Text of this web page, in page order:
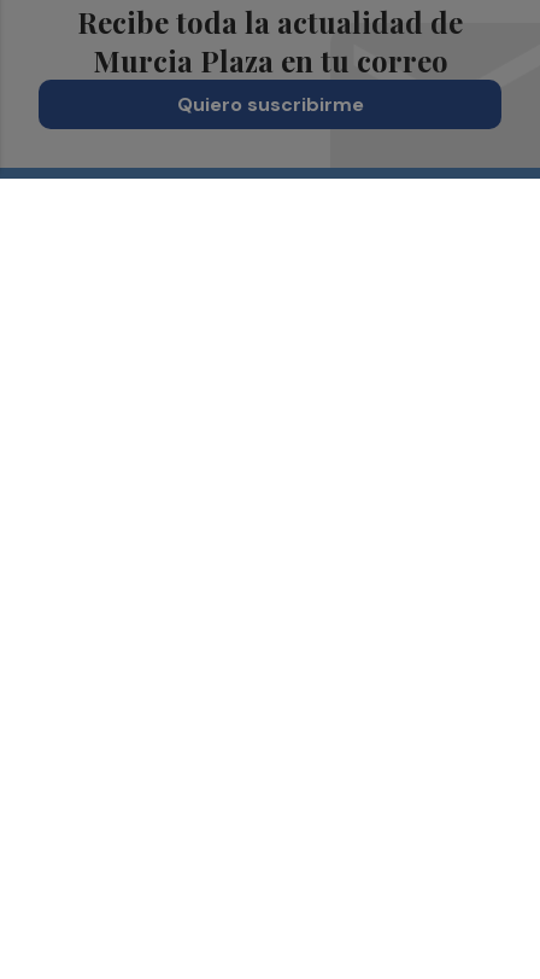
Recibe toda la actualidad de
Murcia Plaza en tu correo
Quiero suscribirme